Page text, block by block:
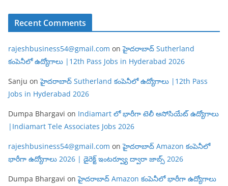
Recent Comments
rajeshbusiness54@gmail.com onహైదరాబాద్ Sutherland
కంపెనీలో ఉద్యోగాలు |12th Pass Jobs in Hyderabad 2026
Sanju onహైదరాబాద్ Sutherland కంపెనీలో ఉద్యోగాలు |12th Pass
Jobs in Hyderabad 2026
Dumpa Bhargavi on Indiamart లో భారీగా టెలీ అసోసియేట్ ఉద్యోగాలు
|Indiamart Tele Associates Jobs 2026
rajeshbusiness54@gmail.com onహైదరాబాద్ Amazon కంపెనీలో
భారీగా ఉద్యోగాలు 2026 | డైరెక్ట్ ఇంటర్వ్యూ ద్వారా జాబ్స్ 2026
Dumpa Bhargavi onహైదరాబాద్ Amazon కంపెనీలో భారీగా ఉద్యోగాలు